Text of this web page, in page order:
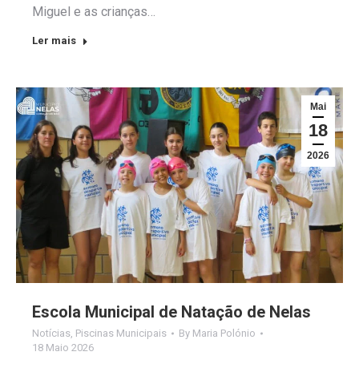
Miguel e as crianças…
Ler mais
Mai
18
2026
Escola Municipal de Natação de Nelas
Notícias Piscinas Municipais By Maria Polónio
18 Maio 2026